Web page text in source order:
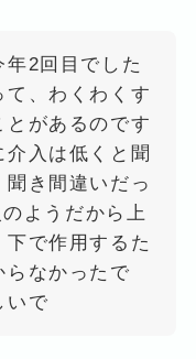
2回目でした
、わくわくす
とがあるのです
入は低くと聞
き間違いだっ
ようだから上
で作用するた
らなかったで
いで